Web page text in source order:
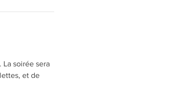
La soirée sera
et de